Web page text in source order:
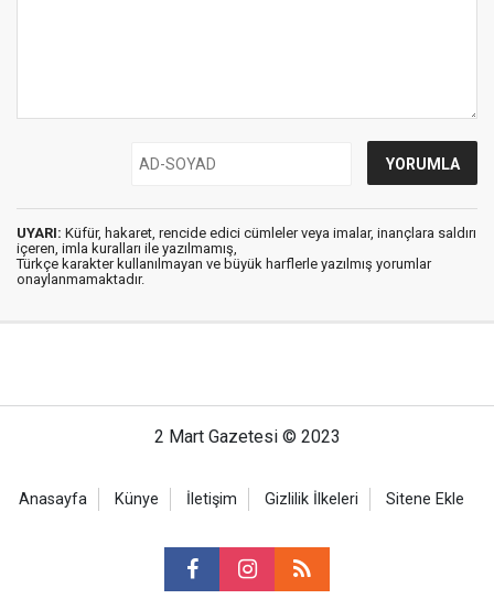
UYARI: Küfür, hakaret, rencide edici cümleler veya imalar, inançlara saldırı
içeren, imla kuralları ile yazılmamış,
Türkçe karakter kullanılmayan ve büyük harflerle yazılmış yorumlar
onaylanmamaktadır.
2 Mart Gazetesi © 2023
Anasayfa Künye İletişim Gizlilik İlkeleri Sitene Ekle